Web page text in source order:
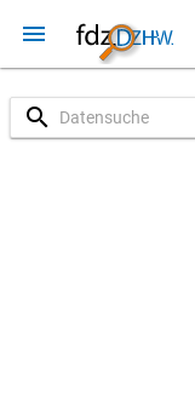
menu
search